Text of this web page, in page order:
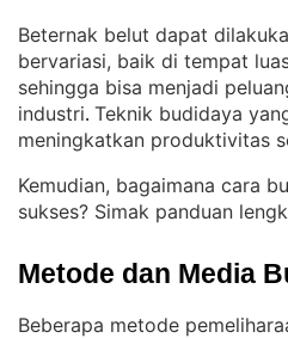
Beternak belut dapat
bervariasi, baik di tempat
sehingga bisa menjadi
industri. Teknik budidaya
meningkatkan produktivitas
Kemudian, bagaimana cara
sukses? Simak panduan
Metode dan Media
Beberapa metode